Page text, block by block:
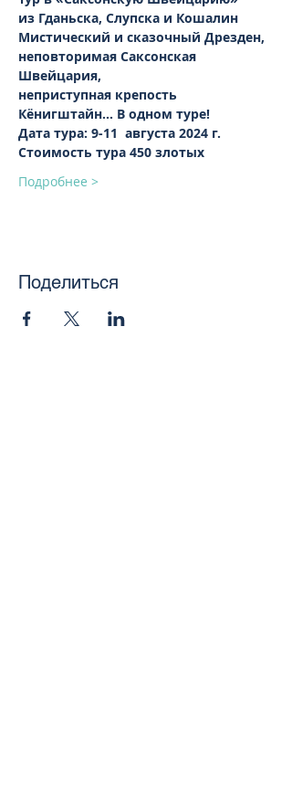
из Гданьска, Слупска и Кошалин
Мистический и сказочный Дрезден,
неповторимая Саксонская
Швейцария,
неприступная крепость
Кёнигштайн... В одном туре!
Дата тура: 9-11  августа 2024 г.
Стоимость тура 450 злотых
Подробнее >
Поделиться